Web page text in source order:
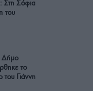
Στη Σόφια
του
Δήμο
το
Γιάννη